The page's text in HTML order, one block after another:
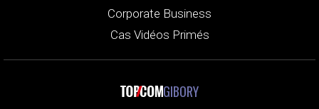
Corporate Business
Cas Vidéos Primés
GIBORY